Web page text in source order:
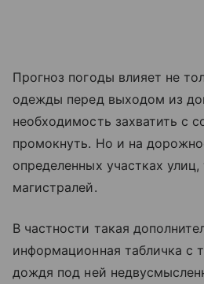
Прогноз погоды влияет не
одежды перед выходом из
необходимость захватить с
промокнуть. Но и на
определенных участках улиц,
магистралей.
В частности такая
информационная табличка с
дождя под ней